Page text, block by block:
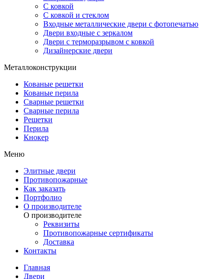
С ковкой
С ковкой и стеклом
Входные металлические двери с фотопечатью
Двери входные с зеркалом
Двери с терморазрывом с ковкой
Дизайнерские двери
Металлоконструкции
Кованые решетки
Кованые перила
Сварные решетки
Сварные перила
Решетки
Перила
Кнокер
Меню
Элитные двери
Противопожарные
Как заказать
Портфолио
О производителе
О производителе
Реквизиты
Противопожарные сертификаты
Доставка
Контакты
Главная
Двери